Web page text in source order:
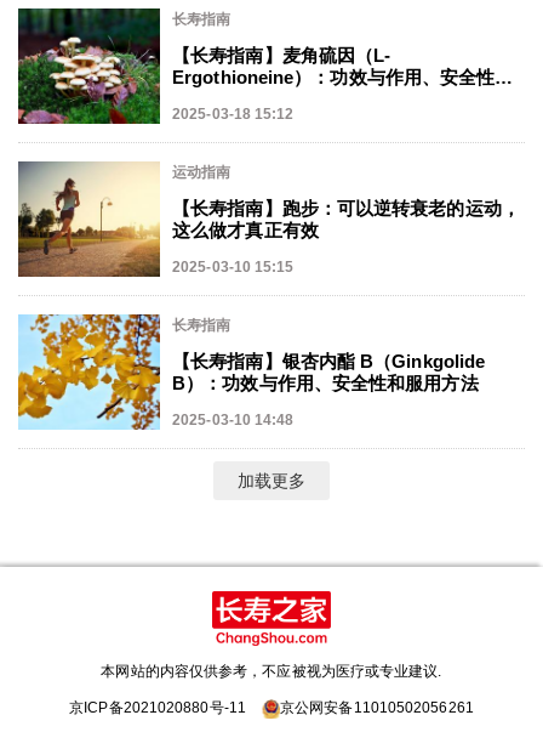
长寿指南
【长寿指南】麦角硫因（L-
Ergothioneine）：功效与作用、安全性和
2025-03-18 15:12
运动指南
【长寿指南】跑步：可以逆转衰老的运动，
这么做才真正有效
2025-03-10 15:15
长寿指南
【长寿指南】银杏内酯 B（Ginkgolide
B）：功效与作用、安全性和服用方法
2025-03-10 14:48
加载更多
本网站的内容仅供参考，不应被视为医疗或专业建议.
京ICP备2021020880号-11 京公网安备11010502056261